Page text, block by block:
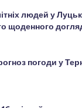
людей у
щоденного
погоди у